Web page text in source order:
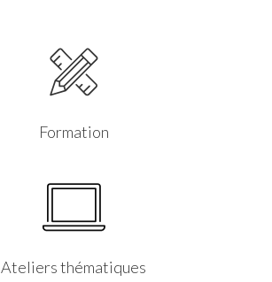
Formation
Ateliers thématiques